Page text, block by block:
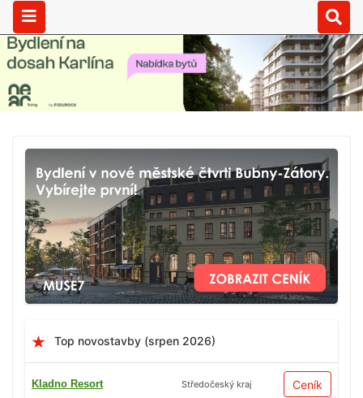
Top novostavby (srpen 2026)
Kladno Resort Středočeský kraj Ceník